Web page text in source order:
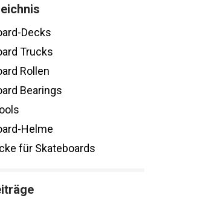
Decks
Trucks
Rollen
Bearings
Helme
für Skateboards